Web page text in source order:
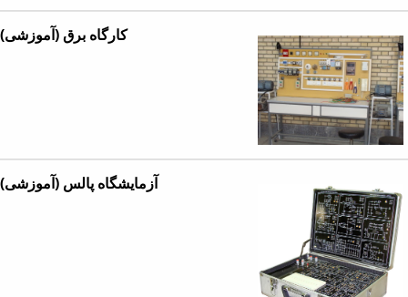
کارگاه برق (آموزشی)
آزمایشگاه پالس (آموزشی)